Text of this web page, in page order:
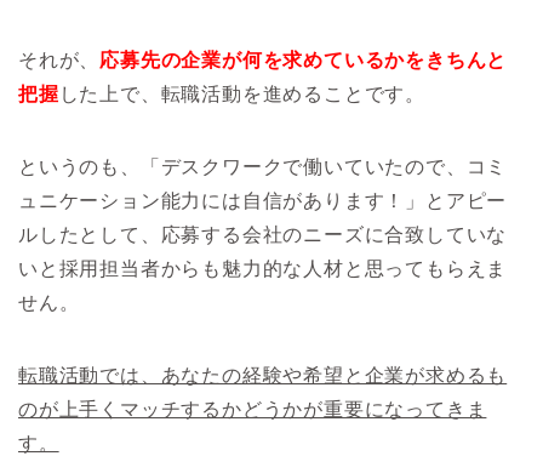
それが、 応募先の企業が何を求めているかをきちんと
把握 した上で、転職活動を進めることです。
というのも、「デスクワークで働いていたので、コミ
ュニケーション能力には自信があります！」とアピー
ルしたとして、応募する会社のニーズに合致していな
いと採用担当者からも魅力的な人材と思ってもらえま
せん。
転職活動では、あなたの経験や希望と企業が求めるも
のが上手くマッチするかどうかが重要になってきま
す。